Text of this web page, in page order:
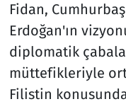
Fidan,
Erdoğan'ın
diplomatik
müttefikleriyle
Filistin